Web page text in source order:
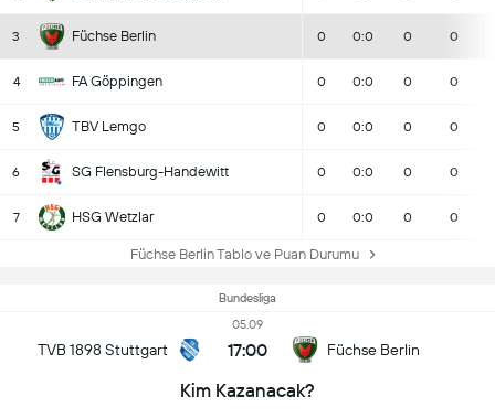
3 Füchse Berlin 0 0:0 0 0
4 FA Göppingen 0 0:0 0 0
5 TBV Lemgo 0 0:0 0 0
6 SG Flensburg-Handewitt 0 0:0 0 0
7 HSG Wetzlar 0 0:0 0 0
Füchse Berlin Tablo ve Puan Durumu
Bundesliga
TVB 1898 Stuttgart
05.09
17:00 Füchse Berlin
Kim Kazanacak?